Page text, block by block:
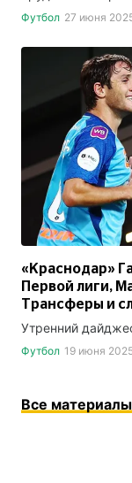
Футбол 27 июня
«Краснодар»
Первой лиги,
Трансферы и
Утренний
Футбол 19 июня
Все материалы